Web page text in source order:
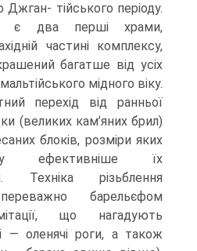
тійського періоду.
є два перші храми,
частині комплексу,
багатше від усіх
мідного віку.
перехід від ранньої
(великих кам’яних брил)
блоків, розміри яких
ефективніше їх
Техніка різьблення
барельєфом
що нагадують
— оленячі роги, а також